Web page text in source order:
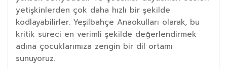
yetişkinlerden çok daha hızlı bir şekilde
kodlayabilirler. Yeşilbahçe Anaokulları olarak, bu
kritik süreci en verimli şekilde değerlendirmek
adına çocuklarımıza zengin bir dil ortamı
sunuyoruz.